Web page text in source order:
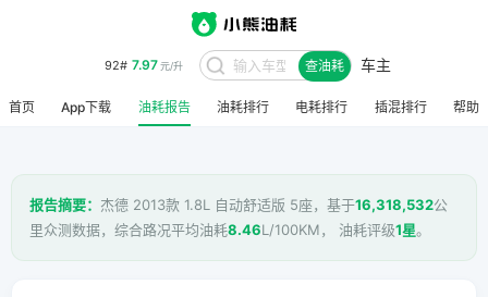
92# 7.97元/升 查油耗 车主
首页 App下载 油耗报告 油耗排行 电耗排行 插混排行 帮助
报告摘要： 杰德 2013款 1.8L 自动舒适版 5座，基于16,318,532公
里众测数据，综合路况平均油耗8.46L/100KM， 油耗评级1星。